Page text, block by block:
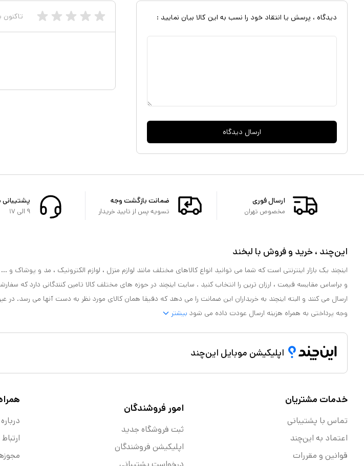
دیدگاه ، پرسش یا انتقاد خود را نسب به این کالا بیان نمایید :
ارسال دیدگاه
تاکنون
ارسال فوری
مخصوص تهران
ضمانت بازگشت وجه
تسویه پس از تایید خریدار ۹ الی ۱۷
این‌چند ، خرید و فروش با لبخند
اینچند یک بازار اینترنتی است که شما می توانید انواع کالاهای مختلف مانند لوازم منزل ، لوازم الکترونیک ، مد و پوشاک و ...
و براساس مقایسه قیمت ، ارزان ترین را انتخاب کنید . سایت اینچند در حوزه های مختلف کالا تامین کنندگانی دارد که
ارسال می کنند و البته اینچند به خریداران این ضمانت را می دهد که دقیقا همان کالای مورد نظر به دست آنها می رسد. در
وجه پرداختی به همراه هزینه ارسال عودت داده می شود بیشتر
اپلیکیشن موبایل این‌چند
خدمات مشتریان
تماس با پشتیبانی
اعتماد به این‌چند
قوانین و مقررات
امور فروشندگان
ثبت فروشگاه جدید
اپلیکیشن فروشندگان